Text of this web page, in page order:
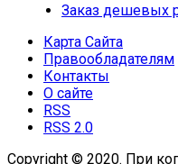
Заказ дешевых
Карта Сайта
Правообладателям
Контакты
О сайте
RSS
RSS 2.0
Copyright © 2020. При